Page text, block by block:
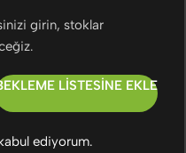
girin, stoklar
LISTESINE EKLE
ediyorum.